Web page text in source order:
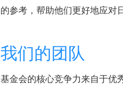
的参考，帮助他们更好地应对
我们的团队
基金会的核心竞争力来自于优